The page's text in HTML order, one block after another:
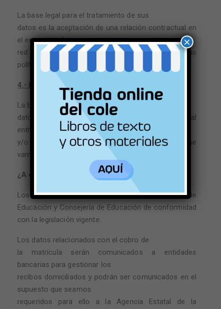
La base legal para el tratamiento de sus
datos es la aceptación de una relación contractual en
el entorno de la
red social que corresponda, y conforme a sus
políticas de Privacidad.
4.- Demandantes de empleo:
La base legal para el tratamiento de sus
datos es su consentimiento inequívoco, al
entregarnos su CV y recibir
y/o firmar información relativa a los tratamientos que
vamos a efectuar.
¿A qué destinatarios se comunicarán sus datos?
Los datos serán comunicados al Ministerio de
Educación y Consejería de Educación de conformidad
con la legislación vigente.
Los datos relacionados con el cobro de
la matrícula serán comunicados a entidades
bancarias para gestionar los
recibos domiciliados y podrán ser comunicados en el
supuesto que seamos
requeridos para ello a la Agencia Estatal de la
×